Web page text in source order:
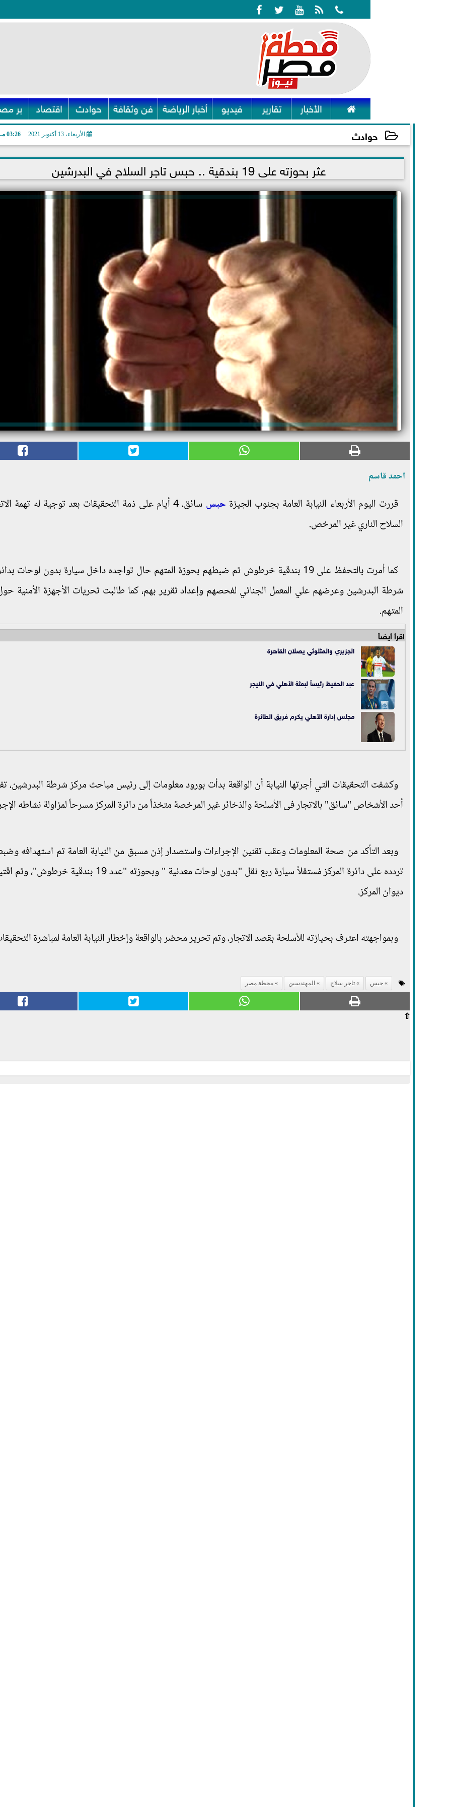
    
 الأخبار تقارير فيديو أخبار الرياضة فن وثقافة حوادث اقتصاد بر
حوادث الأربعاء، 13 أكتوبر 2021 03:26 مـ
2021-10-13 15:26:58 عثر بحوزته على 19 بندقية .. حبس تاجر السلاح في البدرشين
احمد قاسم
قررت اليوم الأربعاء النيابة العامة بجنوب الجيزة حبس
سائق، 4 أيام على ذمة التحقيقات بعد توجية له تهمة
السلاح الناري غير المرخص.
كما أمرت بالتحفظ على 19 بندقية خرطوش تم ضبطهم بحوزة المتهم حال تواجده داخل سيارة بدون لوحات
شرطة البدرشين وعرضهم علي المعمل الجنائي لفحصهم وإعداد تقرير بهم، كما طالبت تحريات الأجهزة الأمنية
المتهم.
اقرأ أيضاً
الجزيري والمثلوثي يصلان القاهرة
عبد الحفيظ رئيساً لبعثة الأهلي في النيجر
مجلس إدارة الأهلي يكرم فريق الطائرة
وكشفت التحقيقات التي أجرتها النيابة أن الواقعة بدأت بورود معلومات إلى رئيس مباحث مركز شرطة البدرشين،
أحد الأشخاص "سائق" بالاتجار فى الأسلحة والذخائر غير المرخصة متخذاً من دائرة المركز مسرحاً لمزاولة نشاطه
وبعد التأكد من صحة المعلومات وعقب تقنين الإجراءات واستصدار إذن مسبق من النيابة العامة تم استهدافه
تردده على دائرة المركز مُستقلاً سيارة ربع نقل "بدون لوحات معدنية " وبحوزته "عدد 19
ديوان المركز.
وبمواجهته اعترف بحيازته للأسلحة بقصد الاتجار، وتم تحرير محضر بالواقعة وإخطار النيابة العامة لمباشرة
حبس تاجر سلاح المهندسين محطة مصر
⇧